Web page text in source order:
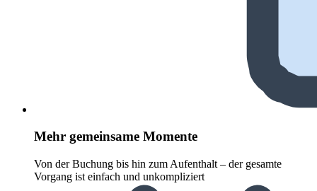
Mehr gemeinsame Momente
Von der Buchung bis hin zum Aufenthalt – der gesamte
Vorgang ist einfach und unkompliziert